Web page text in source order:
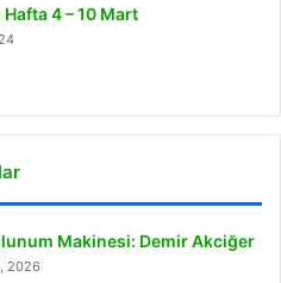
4 – 10 Mart
Makinesi: Demir Akciğer
2026